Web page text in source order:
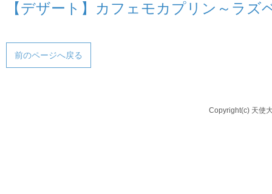
【デザート】カフェモカプリン～ラズ
前のページへ戻る
Copyright(c) 天使